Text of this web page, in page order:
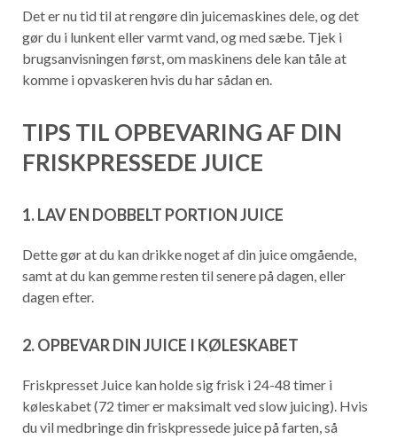
Det er nu tid til at rengøre din juicemaskines dele, og det
gør du i lunkent eller varmt vand, og med sæbe. Tjek i
brugsanvisningen først, om maskinens dele kan tåle at
komme i opvaskeren hvis du har sådan en.
TIPS TIL OPBEVARING AF DIN
FRISKPRESSEDE JUICE
1. LAV EN DOBBELT PORTION JUICE
Dette gør at du kan drikke noget af din juice omgående,
samt at du kan gemme resten til senere på dagen, eller
dagen efter.
2. OPBEVAR DIN JUICE I KØLESKABET
Friskpresset Juice kan holde sig frisk i 24-48 timer i
køleskabet (72 timer er maksimalt ved slow juicing). Hvis
du vil medbringe din friskpressede juice på farten, så